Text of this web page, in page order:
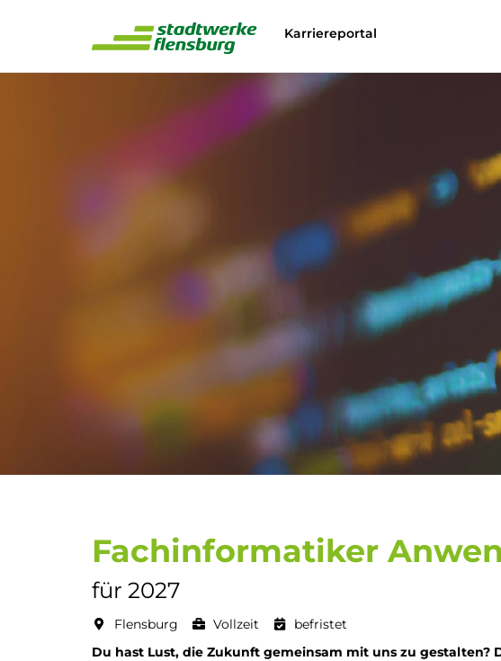
Karriereportal
Fachinformatiker
für 2027
Flensburg Vollzeit
befristet
Du hast Lust, die Zukunft gemeinsam mit uns zu gestalten?